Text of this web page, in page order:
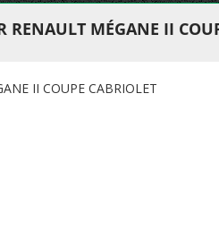
RENAULT MÉGANE II
II COUPE CABRIOLET